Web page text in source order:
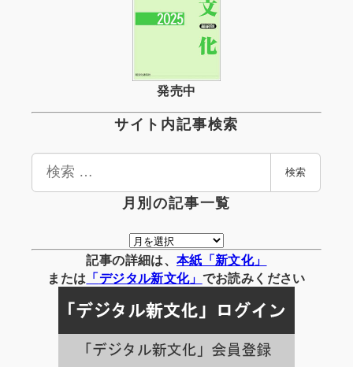
発売中
サイト内記事検索
検
検索
月別の記事一覧
月
別
の
事
一
覧
記事の詳細は、 本紙「新文化」
または 「デジタル新文化」 でお読みください